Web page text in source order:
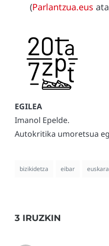
(Parlantzua.eus
Imanol Epelde.
Autokritika umoretsua
bizikidetza eibar euskara
3 IRUZKIN